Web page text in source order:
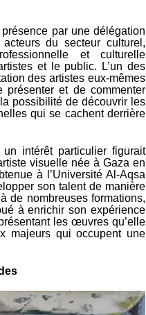
par une délégation
du secteur culturel,
et culturelle
et le public. L’un des
des artistes eux-mêmes
et de commenter
possibilité de découvrir les
qui se cachent derrière
intérêt particulier figurait
visuelle née à Gaza en
à l’Université Al-Aqsa
son talent de manière
de nombreuses formations,
à enrichir son expérience
les œuvres qu’elle
majeurs qui occupent une